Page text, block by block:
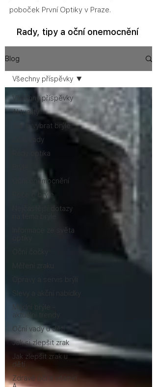
poboček První Optiky v Praze.
Rady, tipy a oční onemocnění
Blog
Všechny příspěvky
Aktuality
Jak si vybrat brýle
Oční vady
Rady optika
Oční onemocnění
Péče o brýle
Nejčastější dotazy
Informace ze světa
Opravy a servis brýlí
Slevy a akční nabídky
Módní brýle -
aktuální trendy
Oční vady u dětí
Jak si zlepšit zrak
Jak zlepšit zrak u
dětí
Zdravé oči a vitamín
Všechny příspěvky